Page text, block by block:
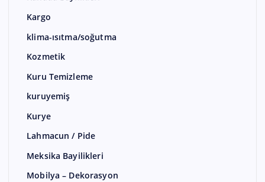
Kargo
klima-ısıtma/soğutma
Kozmetik
Kuru Temizleme
kuruyemiş
Kurye
Lahmacun / Pide
Meksika Bayilikleri
Mobilya – Dekorasyon